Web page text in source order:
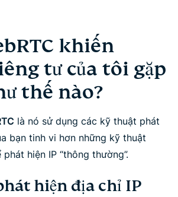
khiến
tư của tôi gặp
thế nào?
là nó sử dụng các kỹ thuật phát
bạn tinh vi hơn những kỹ thuật
hiện IP “thông thường”.
hiện địa chỉ IP